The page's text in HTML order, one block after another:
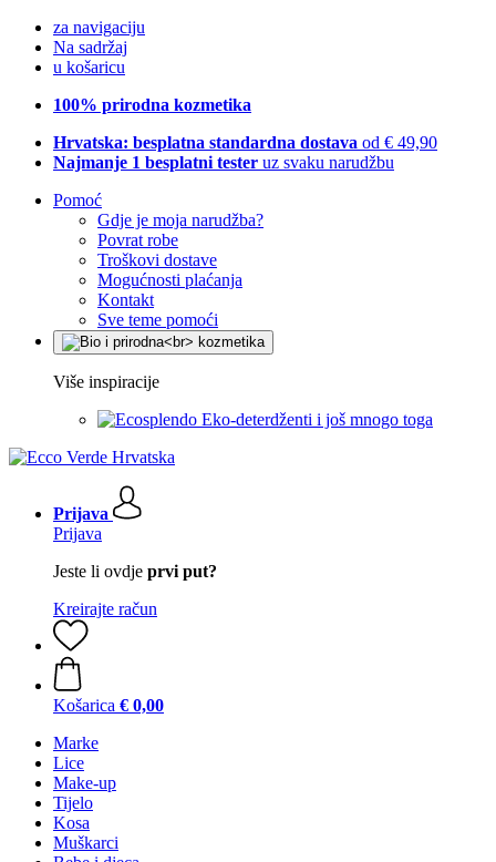
za navigaciju
Na sadržaj
u košaricu
100% prirodna kozmetika
Hrvatska: besplatna standardna dostava od € 49,90
Najmanje 1 besplatni tester uz svaku narudžbu
Pomoć
Gdje je moja narudžba?
Povrat robe
Troškovi dostave
Mogućnosti plaćanja
Kontakt
Sve teme pomoći
Više inspiracije
Eko-deterdženti i još mnogo toga
Prijava
Prijava
Jeste li ovdje prvi put?
Kreirajte račun
Košarica € 0,00
Marke
Lice
Make-up
Tijelo
Kosa
Muškarci